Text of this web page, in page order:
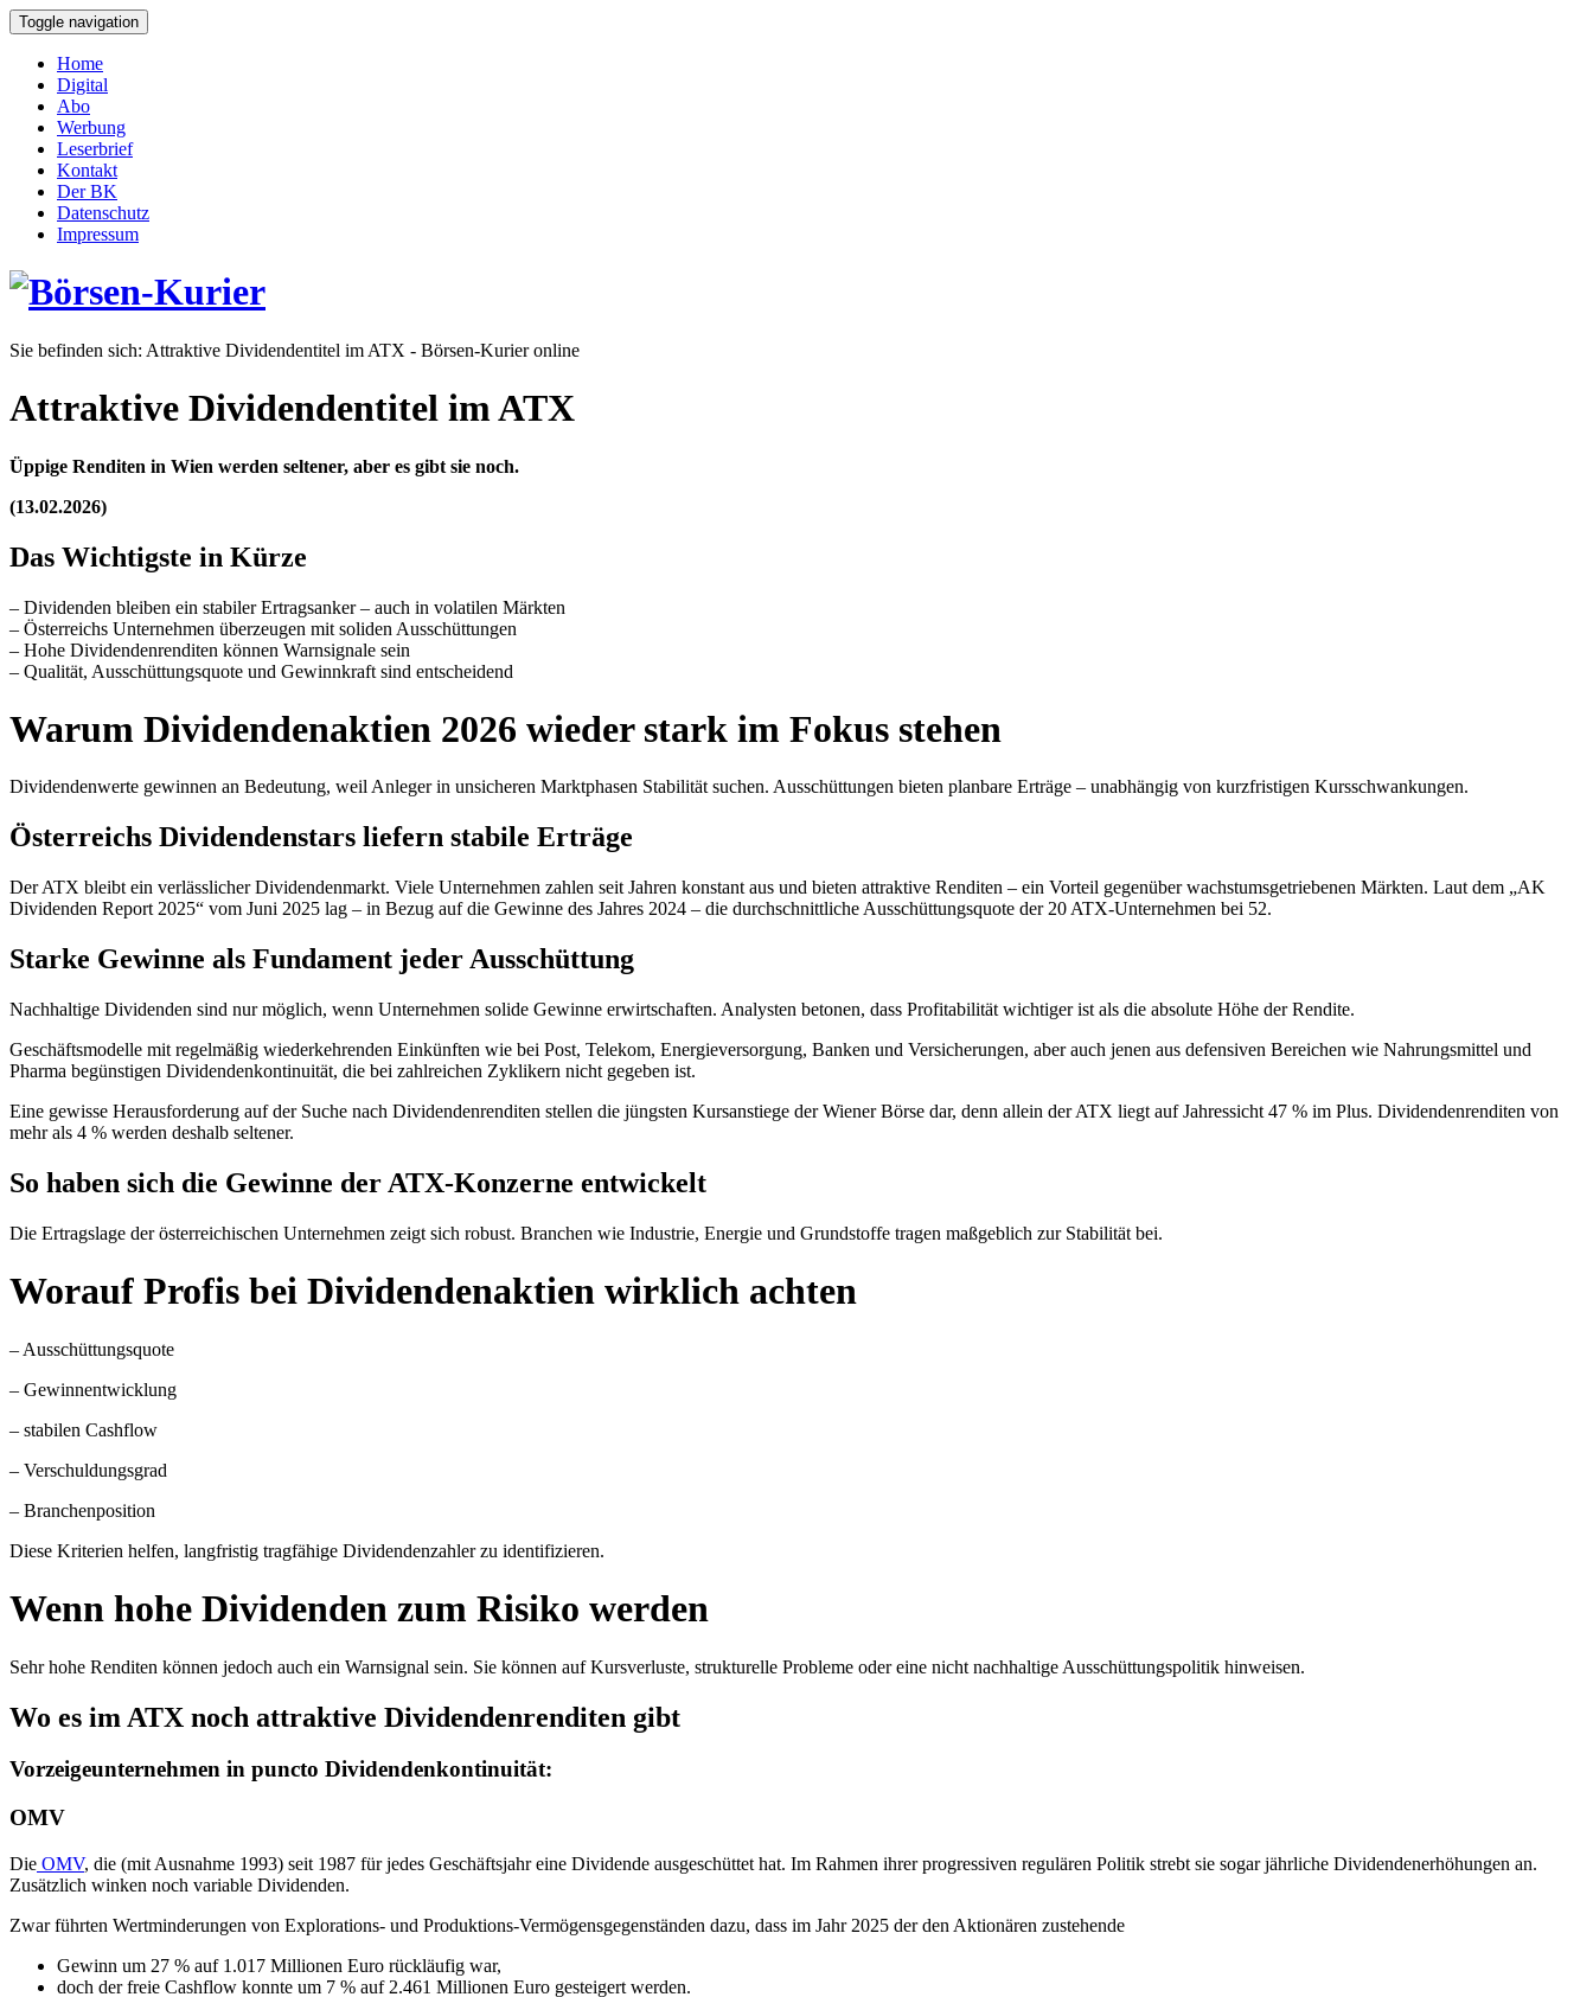
Toggle navigation
Home
Digital
Abo
Werbung
Leserbrief
Kontakt
Der BK
Datenschutz
Impressum
Sie befinden sich: Attraktive Dividendentitel im ATX - Börsen-Kurier online
Attraktive Dividendentitel im ATX
Üppige Renditen in Wien werden seltener, aber es gibt sie noch.
(13.02.2026)
Das Wichtigste in Kürze
– Dividenden bleiben ein stabiler Ertragsanker – auch in volatilen Märkten
– Österreichs Unternehmen überzeugen mit soliden Ausschüttungen
– Hohe Dividendenrenditen können Warnsignale sein
– Qualität, Ausschüttungsquote und Gewinnkraft sind entscheidend
Warum Dividendenaktien 2026 wieder stark im Fokus stehen
Dividendenwerte gewinnen an Bedeutung, weil Anleger in unsicheren Marktphasen Stabilität suchen. Ausschüttungen bieten planbare Erträge – unabhängig von kurzfristigen Kursschwankungen.
Österreichs Dividendenstars liefern stabile Erträge
Der ATX bleibt ein verlässlicher Dividendenmarkt. Viele Unternehmen zahlen seit Jahren konstant aus und bieten attraktive Renditen – ein Vorteil gegenüber wachstumsgetriebenen Märkten. Laut dem „AK
Dividenden Report 2025“ vom Juni 2025 lag – in Bezug auf die Gewinne des Jahres 2024 – die durchschnittliche Ausschüttungsquote der 20 ATX-Unternehmen bei 52.
Starke Gewinne als Fundament jeder Ausschüttung
Nachhaltige Dividenden sind nur möglich, wenn Unternehmen solide Gewinne erwirtschaften. Analysten betonen, dass Profitabilität wichtiger ist als die absolute Höhe der Rendite.
Geschäftsmodelle mit regelmäßig wiederkehrenden Einkünften wie bei Post, Telekom, Energieversorgung, Banken und Versicherungen, aber auch jenen aus defensiven Bereichen wie Nahrungsmittel und
Pharma begünstigen Dividendenkontinuität, die bei zahlreichen Zyklikern nicht gegeben ist.
Eine gewisse Herausforderung auf der Suche nach Dividendenrenditen stellen die jüngsten Kursanstiege der Wiener Börse dar, denn allein der ATX liegt auf Jahressicht 47 % im Plus. Dividendenrenditen von
mehr als 4 % werden deshalb seltener.
So haben sich die Gewinne der ATX‑Konzerne entwickelt
Die Ertragslage der österreichischen Unternehmen zeigt sich robust. Branchen wie Industrie, Energie und Grundstoffe tragen maßgeblich zur Stabilität bei.
Worauf Profis bei Dividendenaktien wirklich achten
– Ausschüttungsquote
– Gewinnentwicklung
– stabilen Cashflow
– Verschuldungsgrad
– Branchenposition
Diese Kriterien helfen, langfristig tragfähige Dividendenzahler zu identifizieren.
Wenn hohe Dividenden zum Risiko werden
Sehr hohe Renditen können jedoch auch ein Warnsignal sein. Sie können auf Kursverluste, strukturelle Probleme oder eine nicht nachhaltige Ausschüttungspolitik hinweisen.
Wo es im ATX noch attraktive Dividendenrenditen gibt
Vorzeigeunternehmen in puncto Dividendenkontinuität:
OMV
Die OMV, die (mit Ausnahme 1993) seit 1987 für jedes Geschäftsjahr eine Dividende ausgeschüttet hat. Im Rahmen ihrer progressiven regulären Politik strebt sie sogar jährliche Dividendenerhöhungen an.
Zusätzlich winken noch variable Dividenden.
Zwar führten Wertminderungen von Explorations- und Produktions-Vermögensgegenständen dazu, dass im Jahr 2025 der den Aktionären zustehende
Gewinn um 27 % auf 1.017 Millionen Euro rückläufig war,
doch der freie Cashflow konnte um 7 % auf 2.461 Millionen Euro gesteigert werden.